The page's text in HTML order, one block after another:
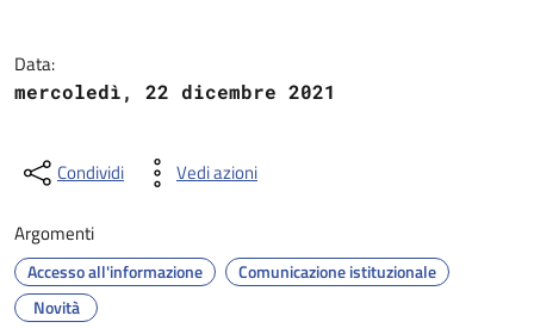
Data:
mercoledì, 22 dicembre 2021
Condividi Vedi azioni
Argomenti
Accesso all'informazione
Comunicazione istituzionale
Novità